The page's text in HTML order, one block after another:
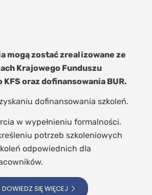
mogą zostać zrealizowane ze
Krajowego Funduszu
oraz dofinansowania BUR.
dofinansowania szkoleń.
w wypełnieniu formalności.
potrzeb szkoleniowych
odpowiednich dla
DOWIEDZ SIĘ WIĘCEJ